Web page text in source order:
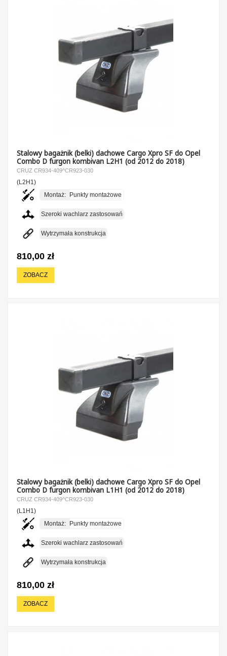
Stalowy bagażnik (belki) dachowe Cargo Xpro SF do Opel
Combo D furgon kombivan L2H1 (od 2012 do 2018)
CRUZ CR934-409^CR923-030
(L2H1)
Montaż: Punkty montażowe
Szeroki wachlarz zastosowań
Wytrzymała konstrukcja
810,00 zł
ZOBACZ
Stalowy bagażnik (belki) dachowe Cargo Xpro SF do Opel
Combo D furgon kombivan L1H1 (od 2012 do 2018)
CRUZ CR934-409^CR923-030
(L1H1)
Montaż: Punkty montażowe
Szeroki wachlarz zastosowań
Wytrzymała konstrukcja
810,00 zł
ZOBACZ